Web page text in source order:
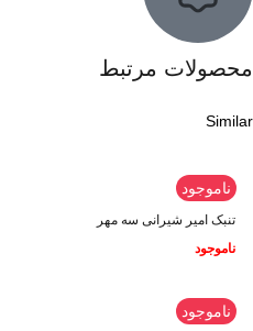
محصولات مرتبط
Similar
ناموجود
تنبک امیر شیرانی سه مهر
ناموجود
ناموجود